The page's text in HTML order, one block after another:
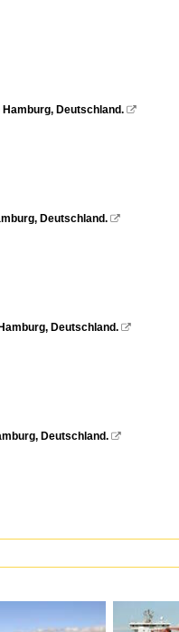
Deutschland. 
Deutschland. 
Deutschland. 
Deutschland. 